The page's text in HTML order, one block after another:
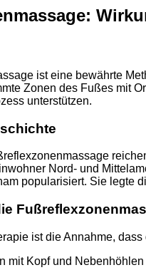
ist eine bewährte
Zonen des Fußes mit
unterstützen.
Nord- und
popularisiert. Sie legte
ist die Annahme,
mit Kopf und